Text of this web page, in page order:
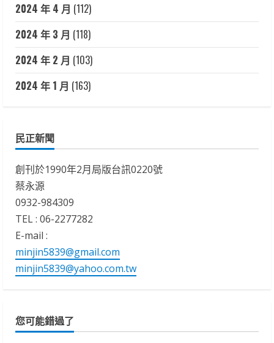
2024 年 4 月 (112)
2024 年 3 月 (118)
2024 年 2 月 (103)
2024 年 1 月 (163)
民正新聞
創刊於1990年2月局版台訊0220號
蔡永源
0932-984309
TEL : 06-2277282
E-mail :
minjin5839@gmail.com
minjin5839@yahoo.com.tw
您可能錯過了